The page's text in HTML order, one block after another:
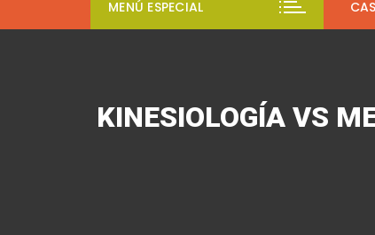
MENÚ ESPECIAL
KINESIOLOGÍA VS